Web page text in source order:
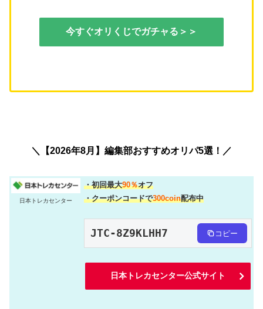
今すぐオリくじでガチャる＞＞
＼【2026年8月】編集部おすすめオリパ5選！／
日本トレカセンター
・初回最大90％オフ
・クーポンコードで300coin配布中
JTC-8Z9KLHH7 コピー
日本トレカセンター公式サイト